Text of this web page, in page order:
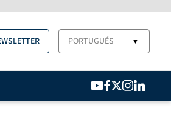
PORTUGUÉS ▼